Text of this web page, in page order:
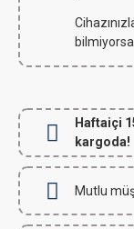
Haftaiçi
kargoda!
Mutlu